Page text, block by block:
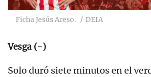
Ficha Jesús Areso. DEIA
Vesga (-)
Solo duró siete minutos en el